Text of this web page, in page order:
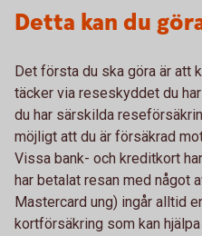
Detta kan du
Det första du ska göra är att
täcker via reseskyddet du
du har särskilda
möjligt att du är försäkrad
Vissa bank- och kreditkort
har betalat resan med något
Mastercard ung) ingår alltid
kortförsäkring som kan